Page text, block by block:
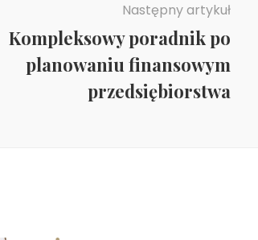
Następny artykuł
Kompleksowy poradnik po
planowaniu finansowym
przedsiębiorstwa